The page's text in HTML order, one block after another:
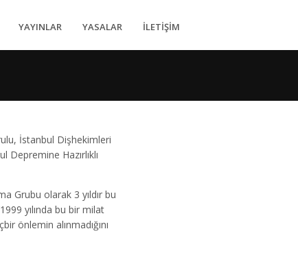
YAYINLAR YASALAR İLETİŞİM
İstanbul Dişhekimleri
Depremine Hazırlıklı
Grubu olarak 3 yıldır bu
yılında bu bir milat
önlemin alınmadığını